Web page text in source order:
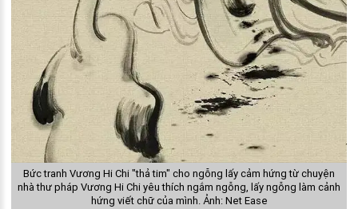
Bức tranh Vương Hi Chi "thả tim" cho ngỗng lấy cảm hứng từ chuyện
nhà thư pháp Vương Hi Chi yêu thích ngắm ngỗng, lấy ngỗng làm cảnh
hứng viết chữ của mình. Ảnh: Net Ease